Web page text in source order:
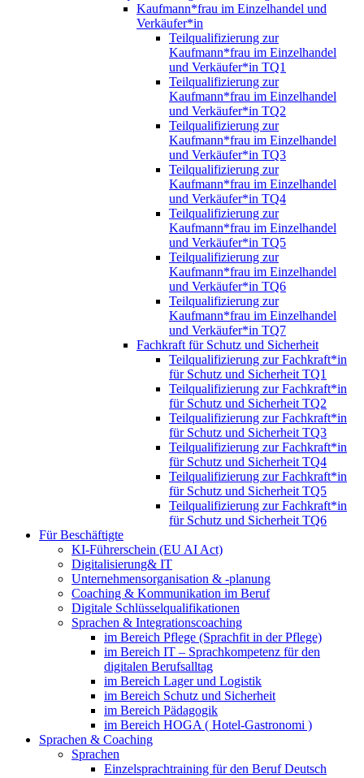
Kaufmann*frau im Einzelhandel und
Verkäufer*in
Teilqualifizierung zur
Kaufmann*frau im Einzelhandel
und Verkäufer*in TQ1
Teilqualifizierung zur
Kaufmann*frau im Einzelhandel
und Verkäufer*in TQ2
Teilqualifizierung zur
Kaufmann*frau im Einzelhandel
und Verkäufer*in TQ3
Teilqualifizierung zur
Kaufmann*frau im Einzelhandel
und Verkäufer*in TQ4
Teilqualifizierung zur
Kaufmann*frau im Einzelhandel
und Verkäufer*in TQ5
Teilqualifizierung zur
Kaufmann*frau im Einzelhandel
und Verkäufer*in TQ6
Teilqualifizierung zur
Kaufmann*frau im Einzelhandel
und Verkäufer*in TQ7
Fachkraft für Schutz und Sicherheit
Teilqualifizierung zur Fachkraft*in
für Schutz und Sicherheit TQ1
Teilqualifizierung zur Fachkraft*in
für Schutz und Sicherheit TQ2
Teilqualifizierung zur Fachkraft*in
für Schutz und Sicherheit TQ3
Teilqualifizierung zur Fachkraft*in
für Schutz und Sicherheit TQ4
Teilqualifizierung zur Fachkraft*in
für Schutz und Sicherheit TQ5
Teilqualifizierung zur Fachkraft*in
für Schutz und Sicherheit TQ6
Für Beschäftigte
KI-Führerschein (EU AI Act)
Digitalisierung& IT
Unternehmensorganisation & ‑planung
Coaching & Kommunikation im Beruf
Digitale Schlüsselqualifikationen
Sprachen & Integrationscoaching
im Bereich Pflege (Sprachfit in der Pflege)
im Bereich IT – Sprachkompetenz für den
digitalen Berufsalltag
im Bereich Lager und Logistik
im Bereich Schutz und Sicherheit
im Bereich Pädagogik
im Bereich HOGA ( Hotel-Gastronomi )
Sprachen & Coaching
Sprachen
Einzelsprachtraining für den Beruf Deutsch